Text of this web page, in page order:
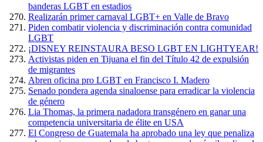
banderas LGBT en estadios
Realizarán primer carnaval LGBT+ en Valle de Bravo
Piden combatir violencia y discriminación contra comunidad
LGBT
¡DISNEY REINSTAURA BESO LGBT EN LIGHTYEAR!
Activistas piden en Tijuana el fin del Título 42 de expulsión
de migrantes
Abren oficina pro LGBT en Francisco I. Madero
Senado pondera agenda sinaloense para erradicar la violencia
de género
Lia Thomas, la primera nadadora transgénero en ganar una
competencia universitaria de élite en USA
El Congreso de Guatemala ha aprobado una ley que penaliza